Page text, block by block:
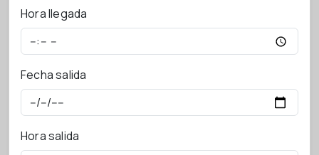
Hora llegada
Fecha salida
Hora salida